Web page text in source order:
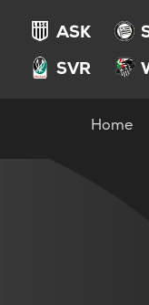
ASK
SVR
Home